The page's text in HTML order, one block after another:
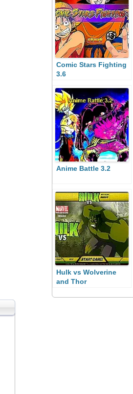
Comic Stars Fighting
3.6
Anime Battle 3.2
Hulk vs Wolverine
and Thor